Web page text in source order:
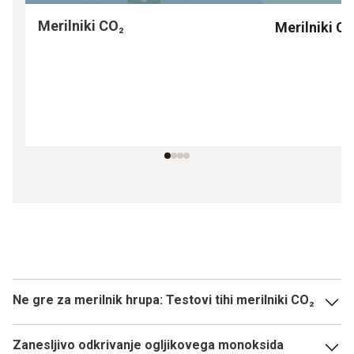
Merilniki CO₂ Merilniki
Ne gre za merilnik hrupa: Testovi tihi merilniki CO₂
Zanesljivo odkrivanje ogljikovega monoksida